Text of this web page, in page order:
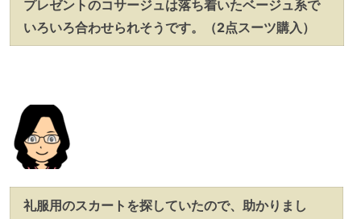
プレゼントのコサージュは落ち着いたベージュ系で
いろいろ合わせられそうです。（2点スーツ購入）
礼服用のスカートを探していたので、助かりまし